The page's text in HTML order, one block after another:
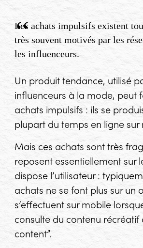
Les achats impulsifs existent
très souvent motivés par les
les influenceurs.
Un produit tendance, utilisé
influenceurs à la mode, peut
achats impulsifs : ils se
plupart du temps en ligne sur
Mais ces achats sont très
reposent essentiellement sur
dispose l’utilisateur :
achats ne se font plus sur un
s’effectuent sur mobile
consulte du contenu récréatif
content”.